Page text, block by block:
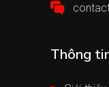
Thông